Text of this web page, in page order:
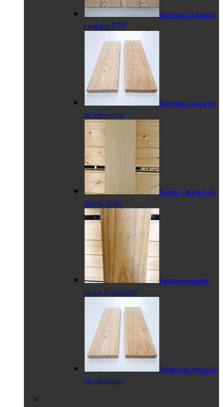
Вагонка из ясеня в
профиле STS
Палубная доска из
лиственницы
Полок для бани из
дерева Абаш
Термированный
полок из радиаты
Террасная доска из
лиственницы